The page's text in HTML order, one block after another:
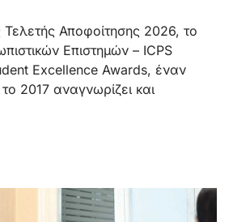
Τελετής Αποφοίτησης 2026, το
Επιστημών – ICPS
Excellence Awards, έναν
2017 αναγνωρίζει και